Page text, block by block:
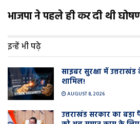
भाजपा ने पहले ही कर दी थी
इन्हें भी पढ़े
साइबर सुरक्षा में
शामिल!
AUGUST 8, 2026
उत्तराखंड सरकार का